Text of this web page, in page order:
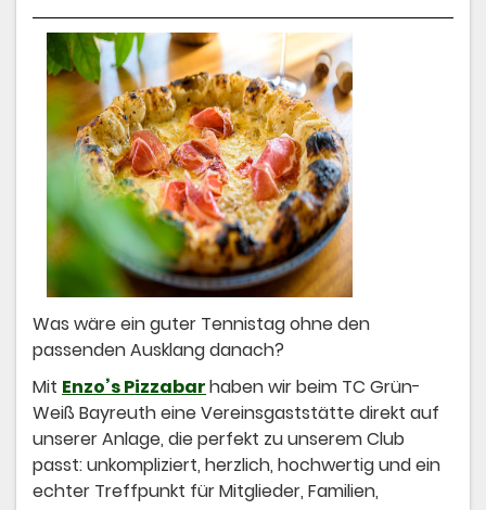
Was wäre ein guter Tennistag ohne den
passenden Ausklang danach?
Mit Enzo’s Pizzabarhaben wir beim TC Grün-
Weiß Bayreuth eine Vereinsgaststätte direkt auf
unserer Anlage, die perfekt zu unserem Club
passt: unkompliziert, herzlich, hochwertig und ein
echter Treffpunkt für Mitglieder, Familien,